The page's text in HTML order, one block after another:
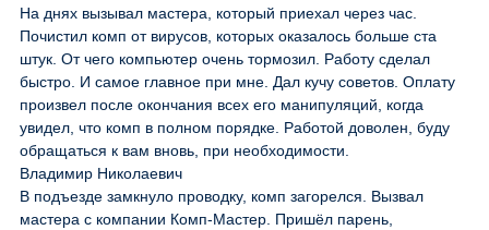
На днях вызывал мастера, который приехал через час.
Почистил комп от вирусов, которых оказалось больше ста
штук. От чего компьютер очень тормозил. Работу сделал
быстро. И самое главное при мне. Дал кучу советов. Оплату
произвел после окончания всех его манипуляций, когда
увидел, что комп в полном порядке. Работой доволен, буду
обращаться к вам вновь, при необходимости.
Владимир Николаевич
В подъезде замкнуло проводку, комп загорелся. Вызвал
мастера с компании Комп-Мастер. Пришёл парень,